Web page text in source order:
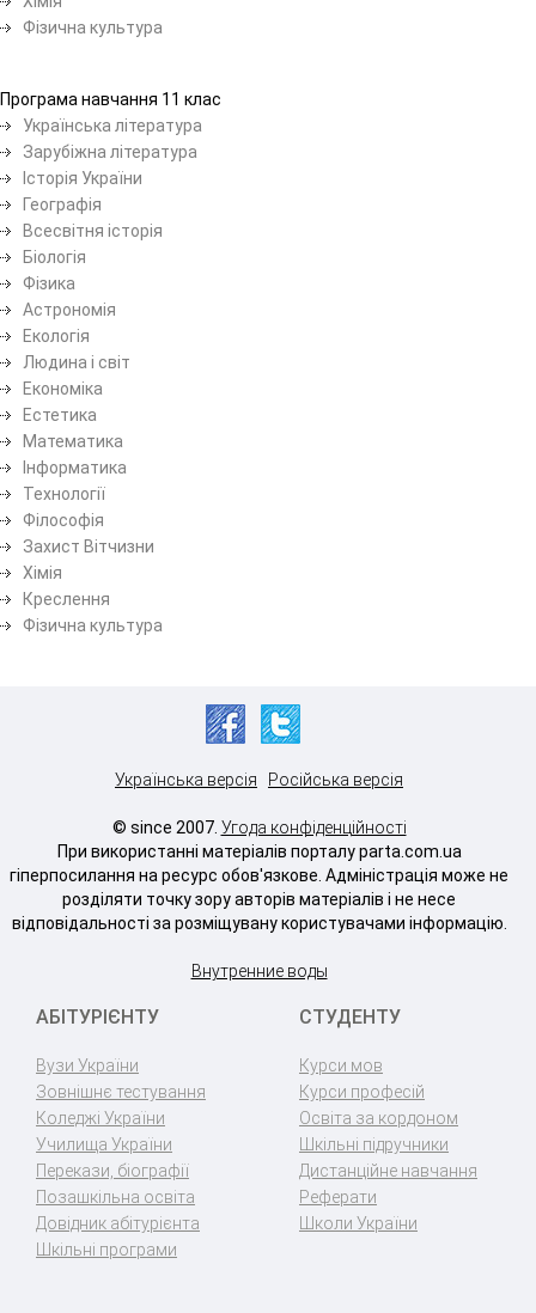
Фізична культура
Програма навчання 11 клас
Українська література
Зарубіжна література
Історія України
Географія
Всесвітня історія
Біологія
Фізика
Астрономія
Екологія
Людина і світ
Економіка
Естетика
Математика
Інформатика
Технології
Філософія
Захист Вітчизни
Хімія
Креслення
Фізична культура
Українська версія Російська версія
© since 2007. Угода конфіденційності
При використанні матеріалів порталу parta.com.ua
гіперпосилання на ресурс обов'язкове. Адміністрація може не
розділяти точку зору авторів матеріалів і не несе
відповідальності за розміщувану користувачами інформацію.
Внутренние воды
АБІТУРІЄНТУ
Вузи України
Зовнішнє тестування
Коледжі України
Училища України
Перекази, біографії
Позашкільна освіта
Довідник абітурієнта
Шкільні програми
СТУДЕНТУ
Курси мов
Курси професій
Освіта за кордоном
Шкільні підручники
Дистанційне навчання
Реферати
Школи України